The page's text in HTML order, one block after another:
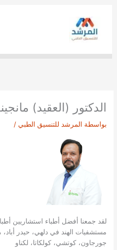
الدكتور (العقيد)
بواسطة المرشد للتنسيق الطبي/
لقد جمعنا أفضل أطباء استشاريين
مستشفيات الهند في دلهي، حيدر أباد،
جورجاون، كوتشي، كولكاتا، لكناو